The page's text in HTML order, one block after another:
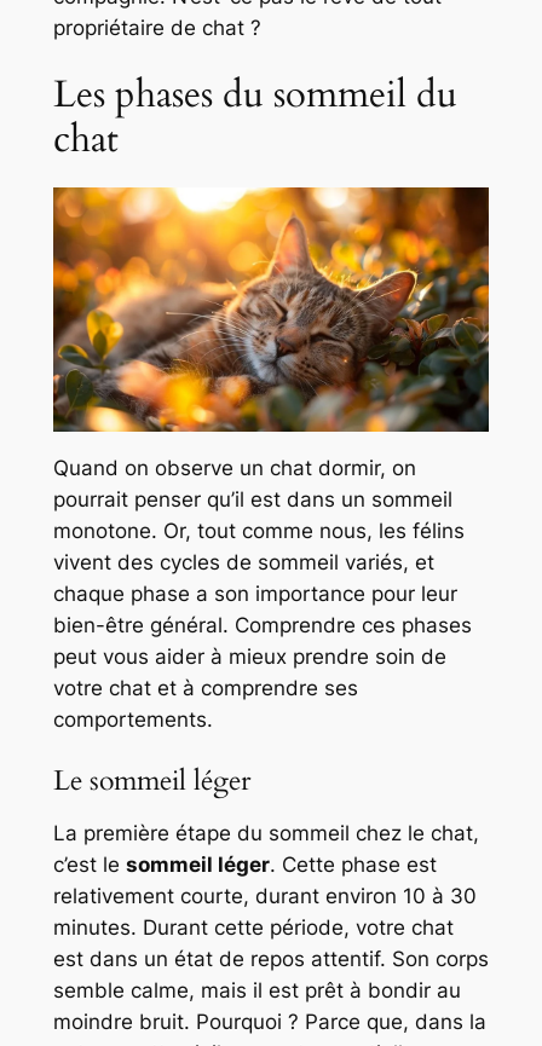
propriétaire de chat ?
Les phases du sommeil du
chat
Quand on observe un chat dormir, on
pourrait penser qu’il est dans un sommeil
monotone. Or, tout comme nous, les félins
vivent des cycles de sommeil variés, et
chaque phase a son importance pour leur
bien-être général. Comprendre ces phases
peut vous aider à mieux prendre soin de
votre chat et à comprendre ses
comportements.
Le sommeil léger
La première étape du sommeil chez le chat,
c’est le sommeil léger. Cette phase est
relativement courte, durant environ 10 à 30
minutes. Durant cette période, votre chat
est dans un état de repos attentif. Son corps
semble calme, mais il est prêt à bondir au
moindre bruit. Pourquoi ? Parce que, dans la